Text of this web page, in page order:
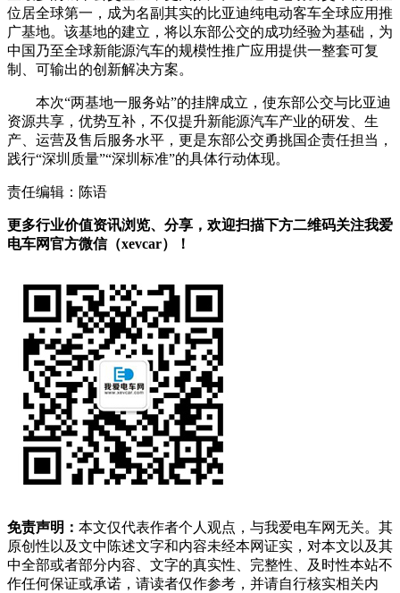
位居全球第一，成为名副其实的比亚迪纯电动客车全球应用推
广基地。该基地的建立，将以东部公交的成功经验为基础，为
中国乃至全球新能源汽车的规模性推广应用提供一整套可复
制、可输出的创新解决方案。
本次“两基地一服务站”的挂牌成立，使东部公交与比亚迪
资源共享，优势互补，不仅提升新能源汽车产业的研发、生
产、运营及售后服务水平，更是东部公交勇挑国企责任担当，
践行“深圳质量”“深圳标准”的具体行动体现。
责任编辑：陈语
更多行业价值资讯浏览、分享，欢迎扫描下方二维码关注我爱
电车网官方微信（xevcar）！
免责声明： 本文仅代表作者个人观点，与我爱电车网无关。其
原创性以及文中陈述文字和内容未经本网证实，对本文以及其
中全部或者部分内容、文字的真实性、完整性、及时性本站不
作任何保证或承诺，请读者仅作参考，并请自行核实相关内